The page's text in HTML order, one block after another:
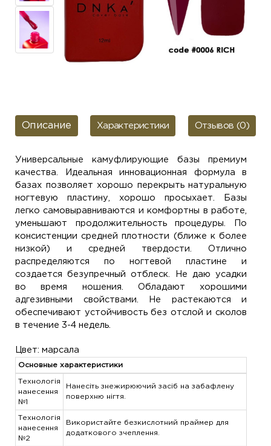
Описание Характеристики Отзывов (0)
Универсальные камуфлирующие базы премиум
качества. Идеальная инновационная формула в
базах позволяет хорошо перекрыть натуральную
ногтевую пластину, хорошо просыхает. Базы
легко самовыравниваются и комфортны в работе,
уменьшают продолжительность процедуры. По
консистенции средней плотности (ближе к более
низкой) и средней твердости. Отлично
распределяются по ногтевой пластине и
создается безупречный отблеск. Не даю усадки
во время ношения. Обладают хорошими
адгезивными свойствами. Не растекаются и
обеспечивают устойчивость без отслой и сколов
в течение 3-4 недель.
Цвет: марсала
Основные характеристики
Технологія
нанесення
№1
Нанесіть знежирюючий засіб на забафлену
поверхню нігтя.
Технологія
нанесення
№2
Використайте безкислотний праймер для
додаткового зчеплення.